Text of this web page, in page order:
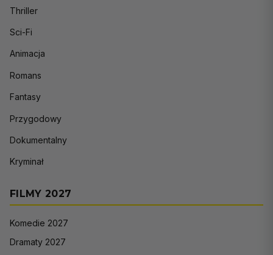
Thriller
Sci-Fi
Animacja
Romans
Fantasy
Przygodowy
Dokumentalny
Kryminał
FILMY 2027
Komedie 2027
Dramaty 2027